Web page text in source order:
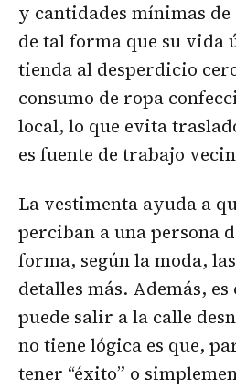
y cantidades mínimas de
de tal forma que su vida
tienda al desperdicio
consumo de ropa
local, lo que evita
es fuente de trabajo
La vestimenta ayuda a
perciban a una persona
forma, según la moda,
detalles más. Además,
puede salir a la calle
no tiene lógica es que,
tener “éxito” o